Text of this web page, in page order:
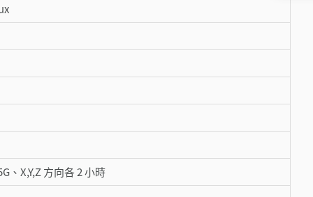
、X,Y,Z 方向各 2 小時